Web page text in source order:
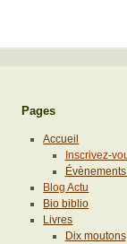
Pages
Accueil
Inscrivez-
Blog Actu
Bio biblio
Livres
Dix moutons